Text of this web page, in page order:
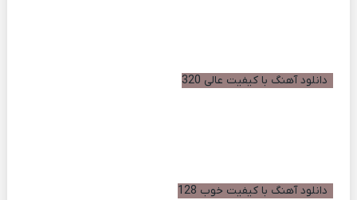
دانلود آهنگ با کیفیت عالی 320
دانلود آهنگ با کیفیت خوب 128